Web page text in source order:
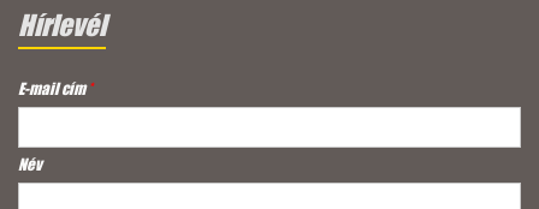
Hírlevél
E-mail cím*
Név